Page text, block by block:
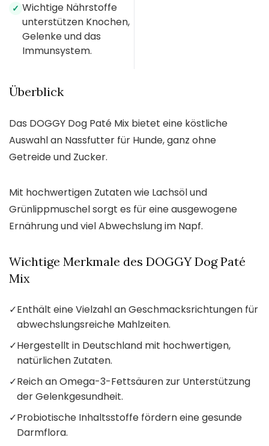
✓ Wichtige Nährstoffe
unterstützen Knochen,
Gelenke und das
Immunsystem.
Überblick
Das DOGGY Dog Paté Mix bietet eine köstliche
Auswahl an Nassfutter für Hunde, ganz ohne
Getreide und Zucker.
Mit hochwertigen Zutaten wie Lachsöl und
Grünlippmuschel sorgt es für eine ausgewogene
Ernährung und viel Abwechslung im Napf.
Wichtige Merkmale des DOGGY Dog Paté
Mix
✓Enthält eine Vielzahl an Geschmacksrichtungen für
abwechslungsreiche Mahlzeiten.
✓Hergestellt in Deutschland mit hochwertigen,
natürlichen Zutaten.
✓Reich an Omega-3-Fettsäuren zur Unterstützung
der Gelenkgesundheit.
✓Probiotische Inhaltsstoffe fördern eine gesunde
Darmflora.